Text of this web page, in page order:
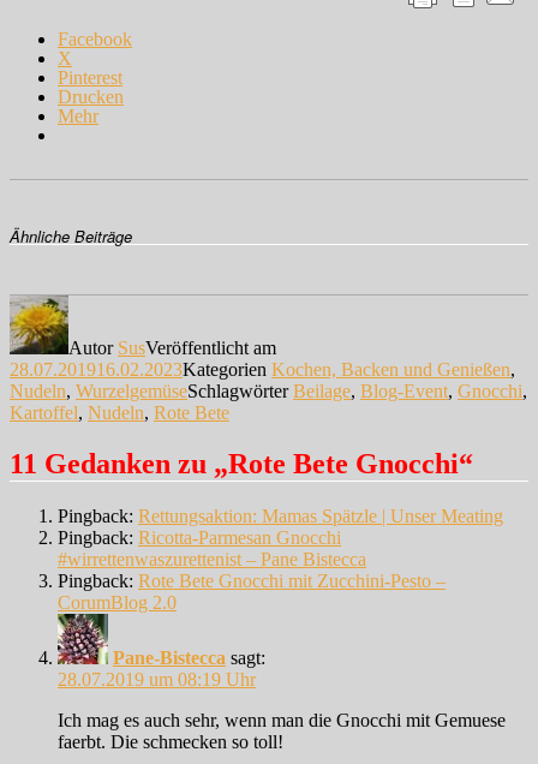
Facebook
X
Pinterest
Drucken
Mehr
Ähnliche Beiträge
Autor SusVeröffentlicht am
28.07.201916.02.2023Kategorien Kochen, Backen und Genießen,
Nudeln, WurzelgemüseSchlagwörterBeilage, Blog-Event, Gnocchi,
Kartoffel, Nudeln, Rote Bete
11 Gedanken zu „Rote Bete Gnocchi“
Pingback: Rettungsaktion: Mamas Spätzle | Unser Meating
Pingback: Ricotta-Parmesan Gnocchi
#wirrettenwaszurettenist – Pane Bistecca
Pingback: Rote Bete Gnocchi mit Zucchini-Pesto –
CorumBlog 2.0
Pane-Bistecca sagt:
28.07.2019 um 08:19 Uhr
Ich mag es auch sehr, wenn man die Gnocchi mit Gemuese
faerbt. Die schmecken so toll!